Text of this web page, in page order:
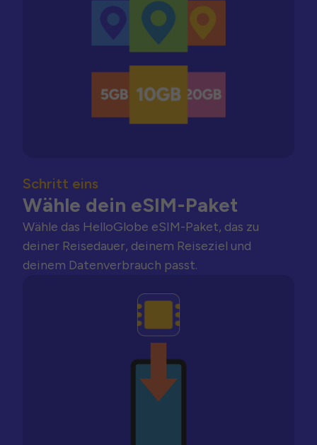
Schritt eins
Wähle dein eSIM-Paket
Wähle das HelloGlobe eSIM-Paket, das zu
deiner Reisedauer, deinem Reiseziel und
deinem Datenverbrauch passt.